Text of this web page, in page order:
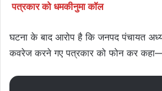
पत्रकार को धमकीनुमा कॉल
घटना के बाद आरोप है कि जनपद पंचायत
कवरेज करने गए पत्रकार को फोन कर